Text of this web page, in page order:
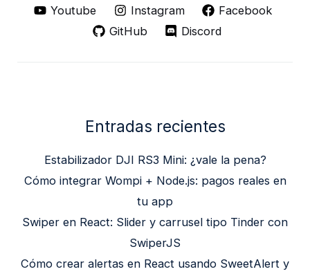
Youtube Instagram
Facebook
GitHub
Discord
Entradas recientes
Estabilizador DJI RS3 Mini: ¿vale la pena?
Cómo integrar Wompi + Node.js: pagos reales en
tu app
Swiper en React: Slider y carrusel tipo Tinder con
SwiperJS
Cómo crear alertas en React usando SweetAlert y